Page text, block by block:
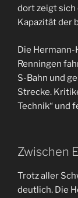
dort zeigt sich
Kapazität der
Die
Renningen
S-Bahn und
Strecke.
Technik“ und
Zwischen
Trotz aller
deutlich. Die